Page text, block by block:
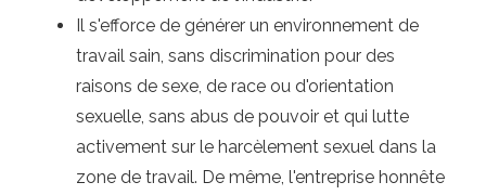
Il s'efforce de générer un environnement de
travail sain, sans discrimination pour des
raisons de sexe, de race ou d'orientation
sexuelle, sans abus de pouvoir et qui lutte
activement sur le harcèlement sexuel dans la
zone de travail. De même, l'entreprise honnête